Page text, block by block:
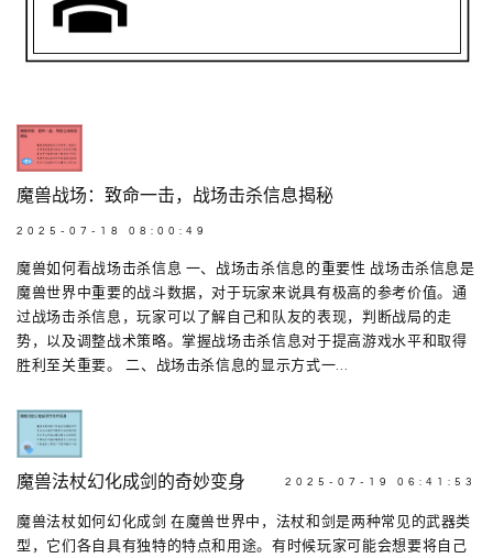
魔兽战场：致命一击，战场击杀信息揭秘
2025-07-18 08:00:49
魔兽如何看战场击杀信息 一、战场击杀信息的重要性 战场击杀信息是
魔兽世界中重要的战斗数据，对于玩家来说具有极高的参考价值。通
过战场击杀信息，玩家可以了解自己和队友的表现，判断战局的走
势，以及调整战术策略。掌握战场击杀信息对于提高游戏水平和取得
胜利至关重要。 二、战场击杀信息的显示方式一...
魔兽法杖幻化成剑的奇妙变身 2025-07-19 06:41:53
魔兽法杖如何幻化成剑 在魔兽世界中，法杖和剑是两种常见的武器类
型，它们各自具有独特的特点和用途。有时候玩家可能会想要将自己